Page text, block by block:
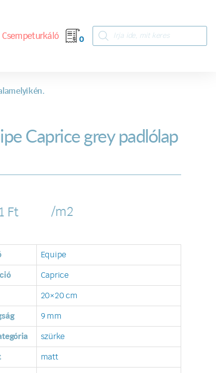
Csempeturkáló 0
Caprice grey padlólap
Ft /m2
Equipe
Caprice
20×20 cm
9 mm
szürke
matt